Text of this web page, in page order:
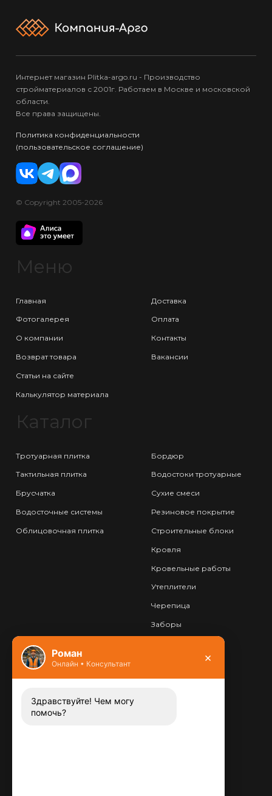
Интернет магазин Plitka-argo.ru - Производство
стройматериалов с 2001г. Работаем в Москве и московской
области.
Все права защищены.
Политика конфиденциальности
(пользовательское соглашение)
© Copyright 2005-2026
Меню
Главная
Фотогалерея
О компании
Возврат товара
Статьи на сайте
Калькулятор материала
Доставка
Оплата
Контакты
Вакансии
Каталог
Тротуарная плитка
Тактильная плитка
Брусчатка
Водосточные системы
Облицовочная плитка
Бордюр
Водостоки тротуарные
Сухие смеси
Резиновое покрытие
Строительные блоки
Кровля
Кровельные работы
Утеплители
Черепица
Заборы
Контакты
Заказать звонок
Роман
Онлайн • Консультант ×
Здравствуйте! Чем могу
помочь?